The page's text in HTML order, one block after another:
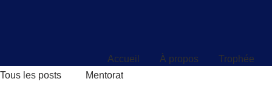
Accueil À propos
Trophée
Tous les posts
Mentorat